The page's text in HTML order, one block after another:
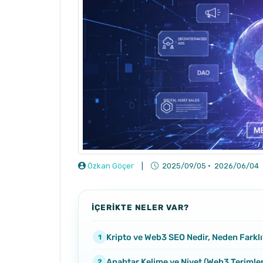
Özkan Göçer 2025/09/05 · 2026/06/04
İÇERİKTE NELER VAR?
Kripto ve Web3 SEO Nedir, Neden